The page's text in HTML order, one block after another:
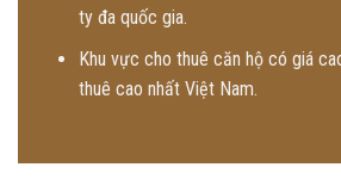
ty đa quốc gia.
Khu vực cho thuê căn hộ có giá
thuê cao nhất Việt Nam.